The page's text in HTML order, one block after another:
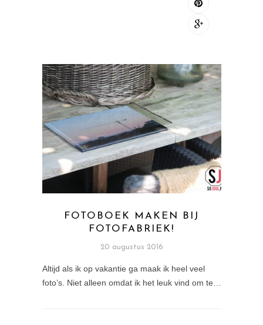
FOTOBOEK MAKEN BIJ
FOTOFABRIEK!
20 augustus 2016
Altijd als ik op vakantie ga maak ik heel veel
foto’s. Niet alleen omdat ik het leuk vind om te…